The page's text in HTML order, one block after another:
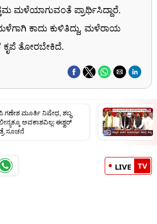
ಮಳೆಯಾಗುವಂತೆ ಪ್ರಾರ್ಥಿಸಿದ್ದಾರೆ.
ಮಳೆಗಾಗಿ ಕಾದು ಕುಳಿತಿದ್ದು, ಮಳೆರಾಯ
ತೋರಬೇಕಿದೆ.
ಗಣೇಶ ಮೂರ್ತಿ ನಿಷೇಧ, ಶಬ್ಧ
ಅವಕಾಶವಿಲ್ಲ: ಈಶ್ವರ್​​​​
ಸೂಚನೆ
LIVE TV